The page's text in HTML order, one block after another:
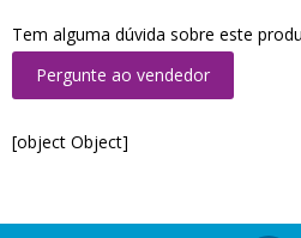
Tem alguma dúvida sobre este
Pergunte ao vendedor
[object Object]